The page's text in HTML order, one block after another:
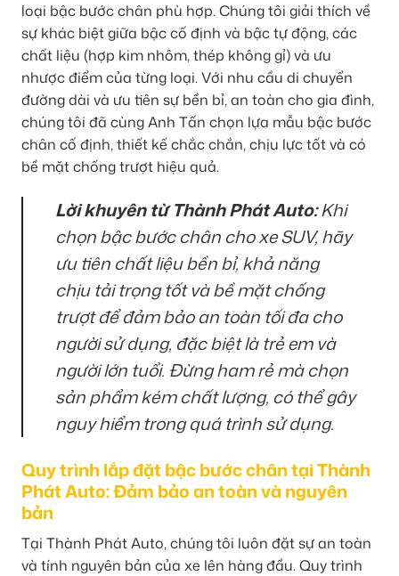
loại bậc bước chân phù hợp. Chúng tôi giải thích về
sự khác biệt giữa bậc cố định và bậc tự động, các
chất liệu (hợp kim nhôm, thép không gỉ) và ưu
nhược điểm của từng loại. Với nhu cầu di chuyển
đường dài và ưu tiên sự bền bỉ, an toàn cho gia đình,
chúng tôi đã cùng Anh Tấn chọn lựa mẫu bậc bước
chân cố định, thiết kế chắc chắn, chịu lực tốt và có
bề mặt chống trượt hiệu quả.
Lời khuyên từ Thành Phát Auto:Khi
chọn bậc bước chân cho xe SUV, hãy
ưu tiên chất liệu bền bỉ, khả năng
chịu tải trọng tốt và bề mặt chống
trượt để đảm bảo an toàn tối đa cho
người sử dụng, đặc biệt là trẻ em và
người lớn tuổi. Đừng ham rẻ mà chọn
sản phẩm kém chất lượng, có thể gây
nguy hiểm trong quá trình sử dụng.
Quy trình lắp đặt bậc bước chân tại Thành
Phát Auto: Đảm bảo an toàn và nguyên
bản
Tại Thành Phát Auto, chúng tôi luôn đặt sự an toàn
và tính nguyên bản của xe lên hàng đầu. Quy trình